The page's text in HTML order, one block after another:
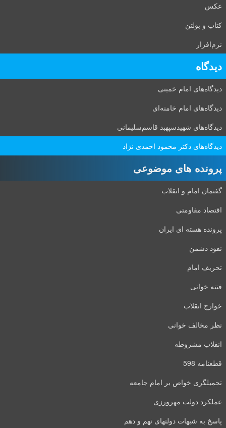
عکس
کتاب و بولتن
نرم‌افزار
دیدگاه‌
دیدگاه‌های امام خمینی
دیدگاه‌های امام خامنه‌ای
دیدگاه‌های شهید‌سپهبد قاسم‌سلیمانی
دیدگاه‌های دکتر محمود احمدی نژاد
پرونده های موضوعی
گفتمان امام و انقلاب
اقتصاد مقاومتی
پرونده هسته ای ایران
نفوذ دشمن
تحریف امام
فتنه خوانی
خوارج انقلاب
نظر مخالف خوانی
انقلاب مشروطه
قطعنامه 598
تحمیلگری خواص بر امام جامعه
عملکرد دولت مهرورزی
پاسخ به شبهات دولتهای نهم و دهم